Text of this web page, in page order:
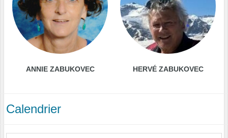
ANNIE ZABUKOVEC HERVÉ ZABUKOVEC
Calendrier